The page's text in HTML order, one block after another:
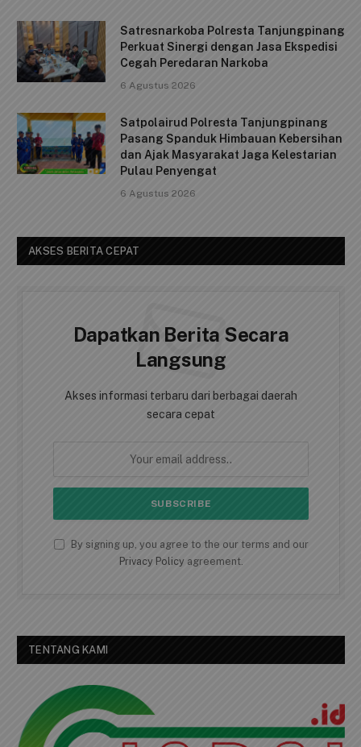
Satresnarkoba Polresta Tanjungpinang
Perkuat Sinergi dengan Jasa Ekspedisi
Cegah Peredaran Narkoba
6 Agustus 2026
Satpolairud Polresta Tanjungpinang
Pasang Spanduk Himbauan Kebersihan
dan Ajak Masyarakat Jaga Kelestarian
Pulau Penyengat
6 Agustus 2026
AKSES BERITA CEPAT
Dapatkan Berita Secara
Langsung
Akses informasi terbaru dari berbagai daerah
secara cepat
By signing up, you agree to the our terms and our
Privacy Policy agreement.
TENTANG KAMI